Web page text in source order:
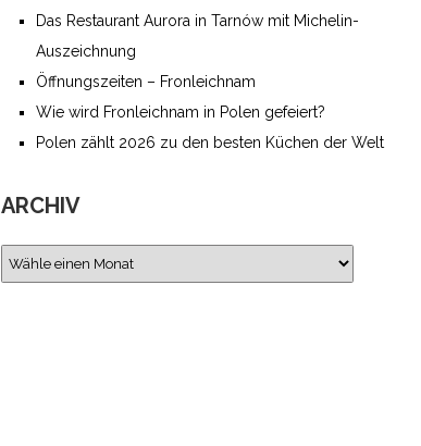
Das Restaurant Aurora in Tarnów mit Michelin-
Auszeichnung
Öffnungszeiten – Fronleichnam
Wie wird Fronleichnam in Polen gefeiert­?
Polen zählt 2026 zu den besten Küchen der Welt
ARCHIV